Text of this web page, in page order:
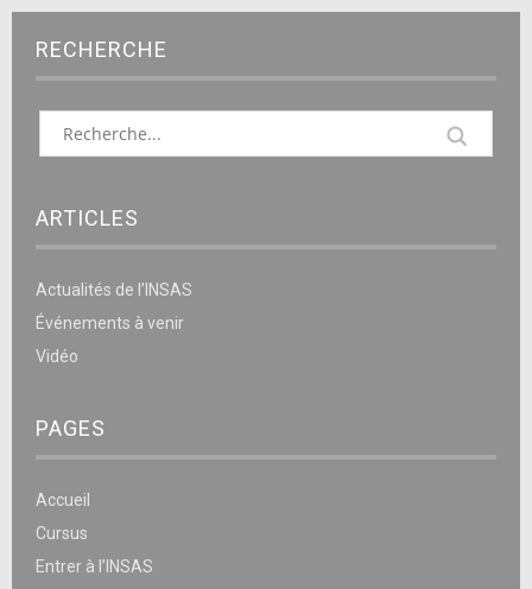
RECHERCHE
ARTICLES
Actualités de l’INSAS
Événements à venir
Vidéo
PAGES
Accueil
Cursus
Entrer à l’INSAS